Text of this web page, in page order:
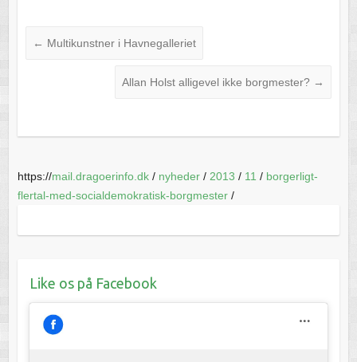
← Multikunstner i Havnegalleriet
Allan Holst alligevel ikke borgmester? →
https://mail.dragoerinfo.dk/ nyheder/ 2013 / 11 / borgerligt-
flertal-med-socialdemokratisk-borgmester/
Like os på Facebook